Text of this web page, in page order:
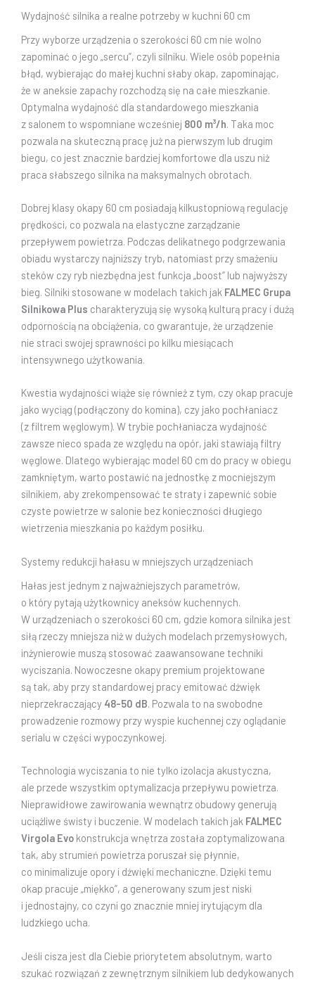
Wydajność silnika a realne potrzeby w kuchni 60 cm
Przy wyborze urządzenia o szerokości 60 cm nie wolno
zapominać o jego „sercu”, czyli silniku. Wiele osób popełnia
błąd, wybierając do małej kuchni słaby okap, zapominając,
że w aneksie zapachy rozchodzą się na całe mieszkanie.
Optymalna wydajność dla standardowego mieszkania
z salonem to wspomniane wcześniej 800 m³/h. Taka moc
pozwala na skuteczną pracę już na pierwszym lub drugim
biegu, co jest znacznie bardziej komfortowe dla uszu niż
praca słabszego silnika na maksymalnych obrotach.
Dobrej klasy okapy 60 cm posiadają kilkustopniową regulację
prędkości, co pozwala na elastyczne zarządzanie
przepływem powietrza. Podczas delikatnego podgrzewania
obiadu wystarczy najniższy tryb, natomiast przy smażeniu
steków czy ryb niezbędna jest funkcja „boost” lub najwyższy
bieg. Silniki stosowane w modelach takich jak FALMEC Grupa
Silnikowa Plus charakteryzują się wysoką kulturą pracy i dużą
odpornością na obciążenia, co gwarantuje, że urządzenie
nie straci swojej sprawności po kilku miesiącach
intensywnego użytkowania.
Kwestia wydajności wiąże się również z tym, czy okap pracuje
jako wyciąg (podłączony do komina), czy jako pochłaniacz
(z filtrem węglowym). W trybie pochłaniacza wydajność
zawsze nieco spada ze względu na opór, jaki stawiają filtry
węglowe. Dlatego wybierając model 60 cm do pracy w obiegu
zamkniętym, warto postawić na jednostkę z mocniejszym
silnikiem, aby zrekompensować te straty i zapewnić sobie
czyste powietrze w salonie bez konieczności długiego
wietrzenia mieszkania po każdym posiłku.
Systemy redukcji hałasu w mniejszych urządzeniach
Hałas jest jednym z najważniejszych parametrów,
o który pytają użytkownicy aneksów kuchennych.
W urządzeniach o szerokości 60 cm, gdzie komora silnika jest
siłą rzeczy mniejsza niż w dużych modelach przemysłowych,
inżynierowie muszą stosować zaawansowane techniki
wyciszania. Nowoczesne okapy premium projektowane
są tak, aby przy standardowej pracy emitować dźwięk
nieprzekraczający 48-50 dB. Pozwala to na swobodne
prowadzenie rozmowy przy wyspie kuchennej czy oglądanie
serialu w części wypoczynkowej.
Technologia wyciszania to nie tylko izolacja akustyczna,
ale przede wszystkim optymalizacja przepływu powietrza.
Nieprawidłowe zawirowania wewnątrz obudowy generują
uciążliwe świsty i buczenie. W modelach takich jak FALMEC
Virgola Evo konstrukcja wnętrza została zoptymalizowana
tak, aby strumień powietrza poruszał się płynnie,
co minimalizuje opory i dźwięki mechaniczne. Dzięki temu
okap pracuje „miękko”, a generowany szum jest niski
i jednostajny, co czyni go znacznie mniej irytującym dla
ludzkiego ucha.
Jeśli cisza jest dla Ciebie priorytetem absolutnym, warto
szukać rozwiązań z zewnętrznym silnikiem lub dedykowanych